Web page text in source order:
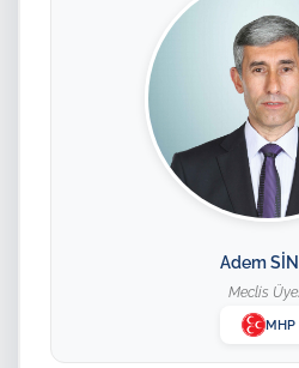
Adem
Meclis
MHP